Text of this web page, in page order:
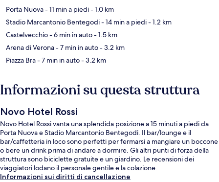
Porta Nuova- 11 min a piedi- 1.0 km
Stadio Marcantonio Bentegodi- 14 min a piedi- 1.2 km
Castelvecchio- 6 min in auto- 1.5 km
Arena di Verona- 7 min in auto- 3.2 km
Piazza Bra- 7 min in auto- 3.2 km
Informazioni su questa struttura
Novo Hotel Rossi
Novo Hotel Rossi vanta una splendida posizione a 15 minuti a piedi da
Porta Nuova e Stadio Marcantonio Bentegodi. Il bar/lounge e il
bar/caffetteria in loco sono perfetti per fermarsi a mangiare un boccone
o bere un drink prima di andare a dormire. Gli altri punti di forza della
struttura sono biciclette gratuite e un giardino. Le recensioni dei
viaggiatori lodano il personale gentile e la colazione.
Informazioni sui diritti di cancellazione